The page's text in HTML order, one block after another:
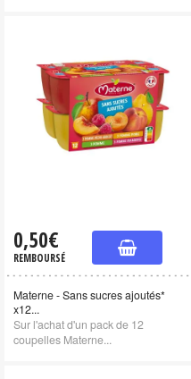
0,50€
REMBOURSÉ
Materne - Sans sucres ajoutés*
x12...
Sur l'achat d'un pack de 12
coupelles Materne...